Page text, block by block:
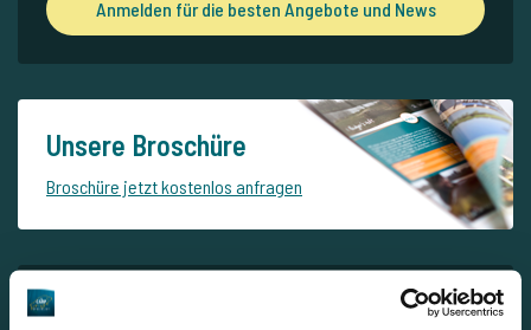
Anmelden für die besten Angebote und News
Unsere Broschüre
Broschüre jetzt kostenlos anfragen